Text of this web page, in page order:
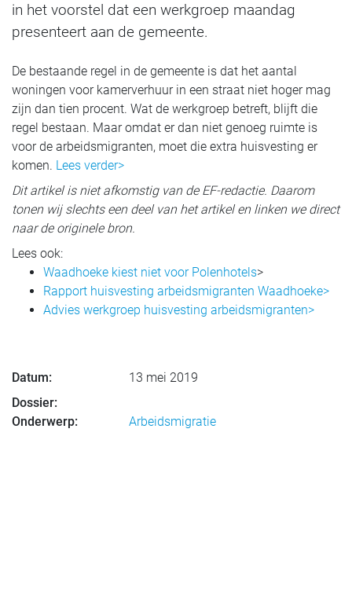
in het voorstel dat een werkgroep maandag
presenteert aan de gemeente.
De bestaande regel in de gemeente is dat het aantal
woningen voor kamerverhuur in een straat niet hoger mag
zijn dan tien procent. Wat de werkgroep betreft, blijft die
regel bestaan. Maar omdat er dan niet genoeg ruimte is
voor de arbeidsmigranten, moet die extra huisvesting er
komen. Lees verder>
Dit artikel is niet afkomstig van de EF-redactie. Daarom
tonen wij slechts een deel van het artikel en linken we direct
naar de originele bron.
Lees ook:
Waadhoeke kiest niet voor Polenhotels>
Rapport huisvesting arbeidsmigranten Waadhoeke>
Advies werkgroep huisvesting arbeidsmigranten>
Datum:
13 mei 2019
Dossier:
Onderwerp:
Arbeidsmigratie